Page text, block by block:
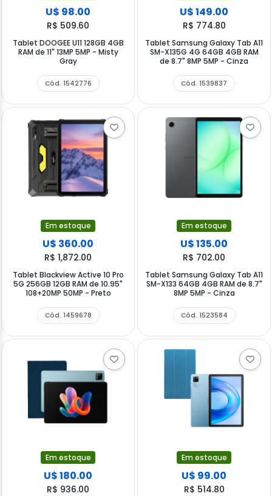
U$ 98.00
R$ 509.60
Tablet DOOGEE U11 128GB 4GB
RAM de 11" 13MP 5MP - Misty
Gray
Cód. 1542776
U$ 149.00
R$ 774.80
Tablet Samsung Galaxy Tab A11
SM-X135G 4G 64GB 4GB RAM
de 8.7" 8MP 5MP - Cinza
Cód. 1539837
Em estoque
U$ 360.00
R$ 1,872.00
Tablet Blackview Active 10 Pro
5G 256GB 12GB RAM de 10.95"
108+20MP 50MP - Preto
Cód. 1459678
Em estoque
U$ 135.00
R$ 702.00
Tablet Samsung Galaxy Tab A11
SM-X133 64GB 4GB RAM de 8.7"
8MP 5MP - Cinza
Cód. 1523584
Em estoque
U$ 180.00
R$ 936.00
Em estoque
U$ 99.00
R$ 514.80